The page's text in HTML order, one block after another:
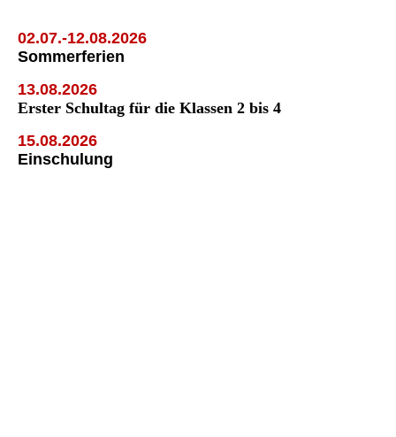
02.07.-12.08.2026
Sommerferien
13.08.2026
Erster Schultag für die Klassen 2 bis 4
15.08.2026
Einschulung